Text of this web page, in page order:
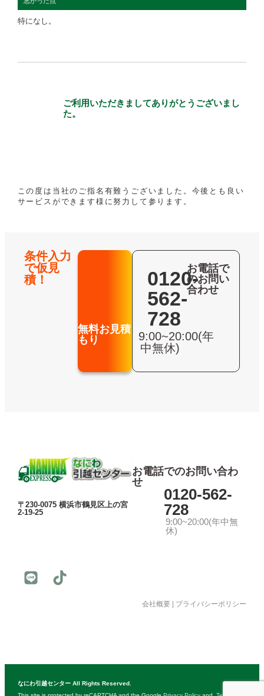
特になし。
ご利用いただきましてありがとうございまし
た。
この度は当社のご指名有難うございました。今後とも良い
サービスができます様に努力して参ります。
条件入力
で仮見
積！
無料お見積
もり
0120-
562-
728
9:00~20:00(年
中無休)
お電話で
のお問い
合わせ
〒230-0075 横浜市鶴見区上の宮
2-19-25
お電話でのお問い合わ
せ
0120-562-
728
9:00~20:00(年中無
休)
会社概要 プライバシーポリシー
なにわ引越センター All Rights Reserved.